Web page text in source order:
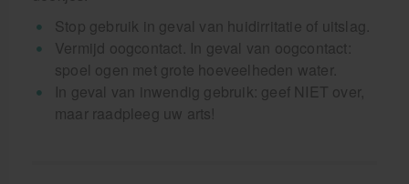
Stop gebruik in geval van huidirritatie of uitslag.
Vermijd oogcontact. In geval van oogcontact:
spoel ogen met grote hoeveelheden water.
In geval van inwendig gebruik: geef NIET over,
maar raadpleeg uw arts!